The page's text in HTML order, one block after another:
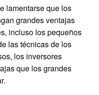
lamentarse que los
grandes ventajas
incluso los pequeños
las técnicas de los
los inversores
que los grandes